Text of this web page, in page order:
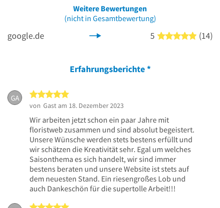
Weitere Bewertungen
(nicht in Gesamtbewertung)
google.de 5 5 von
(14)
Erfahrungsberichte*
GA
von Gast am 18. Dezember 2023
Wir arbeiten jetzt schon ein paar Jahre mit
floristweb zusammen und sind absolut begeistert.
Unsere Wünsche werden stets bestens erfüllt und
wir schätzen die Kreativität sehr. Egal um welches
Saisonthema es sich handelt, wir sind immer
bestens beraten und unsere Website ist stets auf
dem neuesten Stand. Ein riesengroßes Lob und
auch Dankeschön für die supertolle Arbeit!!!